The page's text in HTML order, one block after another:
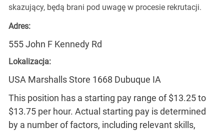
skazujący, będą brani pod uwagę w procesie rekrutacji.
Adres:
555 John F Kennedy Rd
Lokalizacja:
USA Marshalls Store 1668 Dubuque IA
This position has a starting pay range of $13.25 to
$13.75 per hour. Actual starting pay is determined
by a number of factors, including relevant skills,